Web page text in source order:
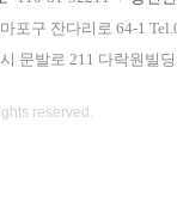
포구 잔다리로 64-1
문발로 211 다락원빌
reserved.